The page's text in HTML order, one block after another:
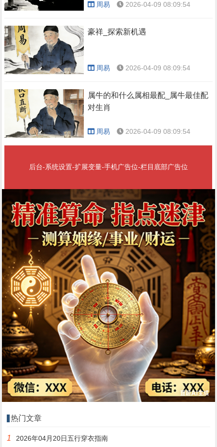
周易 2026-04-09 08:09:54
豪祥_探索新机遇
周易 2026-04-09 08:09:54
属牛的和什么属相最配_属牛最佳配
对生肖
周易 2026-04-09 08:09:54
后台-系统设置-扩展变量-手机广告位-栏目底部广告位
热门文章
1 2026年04月20日五行穿衣指南